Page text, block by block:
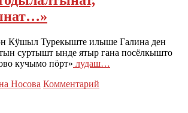
Кӱшыл Турекыште илыше Галина ден
суртышт ынде ятыр гана посёлкышто
кучымо пӧрт» лудаш…
Носова Комментарий